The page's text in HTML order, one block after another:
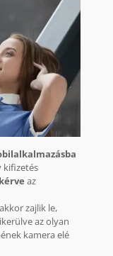
kifizetés
az
zajlik le,
az olyan
kamera elé